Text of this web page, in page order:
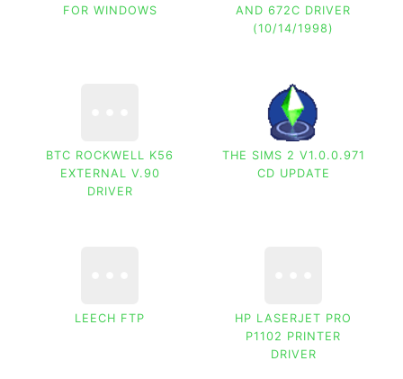
FOR WINDOWS
AND 672C DRIVER
(10/14/1998)
BTC ROCKWELL K56
EXTERNAL V.90
DRIVER
THE SIMS 2 V1.0.0.971
CD UPDATE
LEECH FTP
HP LASERJET PRO
P1102 PRINTER
DRIVER